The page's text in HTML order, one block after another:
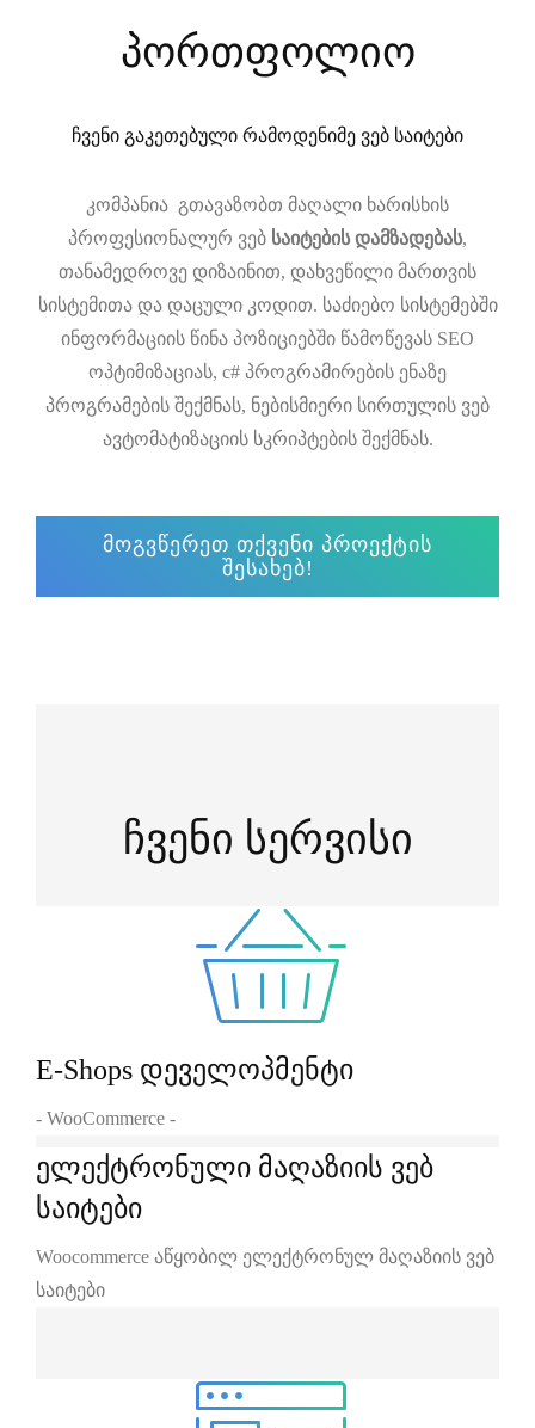
პორთფოლიო
ჩვენი გაკეთებული რამოდენიმე ვებ საიტები
კომპანია გთავაზობთ მაღალი ხარისხის
პროფესიონალურ ვებ საიტების დამზადებას,
თანამედროვე დიზაინით, დახვეწილი მართვის
სისტემითა და დაცული კოდით. საძიებო სისტემებში
ინფორმაციის წინა პოზიციებში წამოწევას SEO
ოპტიმიზაციას, c# პროგრამირების ენაზე
პროგრამების შექმნას, ნებისმიერი სირთულის ვებ
ავტომატიზაციის სკრიპტების შექმნას.
მოგვწერეთ თქვენი პროექტის
შესახებ!
ჩვენი სერვისი
E-Shops დეველოპმენტი
- WooCommerce -
ელექტრონული მაღაზიის ვებ
საიტები
Woocommerce აწყობილ ელექტრონულ მაღაზიის ვებ
საიტები